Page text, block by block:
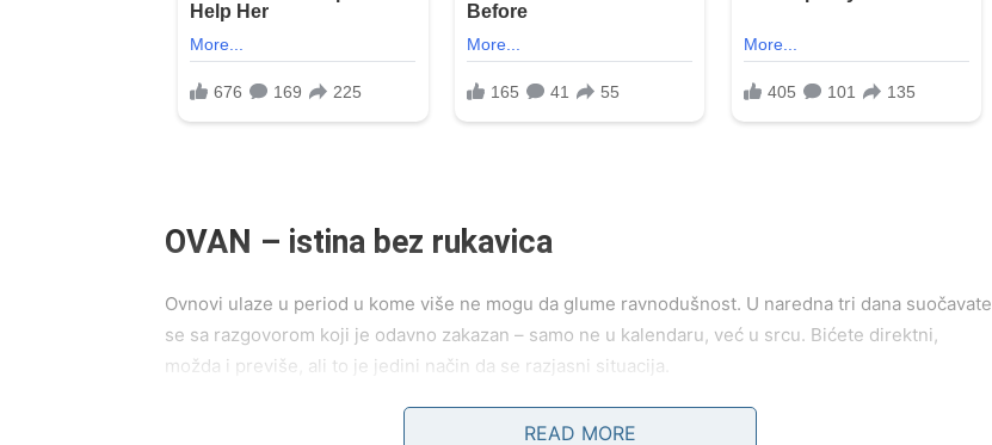
OVAN – istina bez rukavica
Ovnovi ulaze u period u kome više ne mogu da glume ravnodušnost. U naredna tri dana suočavate
se sa razgovorom koji je odavno zakazan – samo ne u kalendaru, već u srcu. Bićete direktni,
možda i previše, ali to je jedini način da se razjasni situacija.
Ako ste u vezi, partner želi da zna gde stoji. Ne želi nagoveštaje, već konkretne odgovore. Ovo
READ MORE